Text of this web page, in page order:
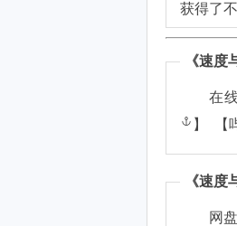
获得了
《速度
在
】 【
《速度
网